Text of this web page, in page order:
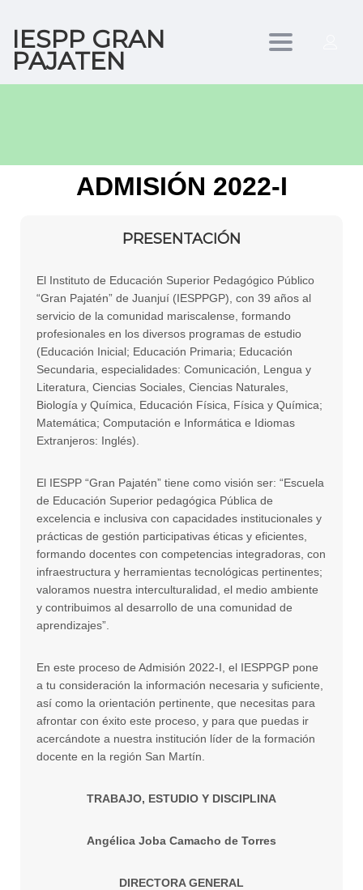
IESPP GRAN
PAJATEN Toggle
ADMISIÓN 2022-I
PRESENTACIÓN
El Instituto de Educación Superior Pedagógico Público
“Gran Pajatén” de Juanjuí (IESPPGP), con 39 años al
servicio de la comunidad mariscalense, formando
profesionales en los diversos programas de estudio
(Educación Inicial; Educación Primaria; Educación
Secundaria, especialidades: Comunicación, Lengua y
Literatura, Ciencias Sociales, Ciencias Naturales,
Biología y Química, Educación Física, Física y Química;
Matemática; Computación e Informática e Idiomas
Extranjeros: Inglés).
El IESPP “Gran Pajatén” tiene como visión ser: “Escuela
de Educación Superior pedagógica Pública de
excelencia e inclusiva con capacidades institucionales y
prácticas de gestión participativas éticas y eficientes,
formando docentes con competencias integradoras, con
infraestructura y herramientas tecnológicas pertinentes;
valoramos nuestra interculturalidad, el medio ambiente
y contribuimos al desarrollo de una comunidad de
aprendizajes”.
En este proceso de Admisión 2022-I, el IESPPGP pone
a tu consideración la información necesaria y suficiente,
así como la orientación pertinente, que necesitas para
afrontar con éxito este proceso, y para que puedas ir
acercándote a nuestra institución líder de la formación
docente en la región San Martín.
TRABAJO, ESTUDIO Y DISCIPLINA
Angélica Joba Camacho de Torres
DIRECTORA GENERAL